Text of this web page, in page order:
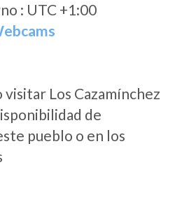
: UTC +1:00
visitar Los Cazamínchez
de
pueblo o en los